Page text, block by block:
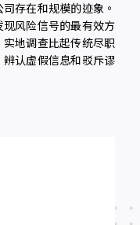
存在和规模的迹象。
风险信号的最有效方
地调查比起传统尽职
认虚假信息和驳斥谬